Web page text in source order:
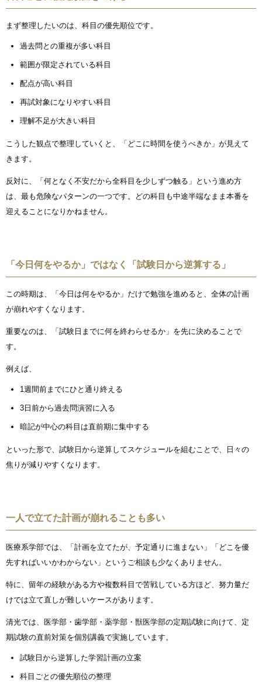
まず整理したいのは、科目の優先順位です。
過去問との重複が多い科目
範囲が限定されている科目
配点が高い科目
再試対象になりやすい科目
理解不足が大きい科目
こうした観点で整理していくと、「どこに時間を使うべきか」が見えて
きます。
反対に、「何となく不安だから全科目を少しずつ触る」という進め方
は、最も危険なパターンの一つです。どの科目も中途半端なまま本番を
迎えることになりかねません。
「今日何をやるか」ではなく「試験日から逆算する」
この時期は、「今日は何をやるか」だけで勉強を進めると、全体の計画
が崩れやすくなります。
重要なのは、「試験日までに何を終わらせるか」を先に決めることで
す。
例えば、
1週間前までにひと通り終える
3日前から過去問演習に入る
暗記が中心の科目は直前期に集中する
といった形で、試験日から逆算してスケジュールを組むことで、日々の
焦りが減りやすくなります。
一人で立てた計画が崩れることも多い
医療系学部では、「計画を立てたが、予定通りに進まない」「どこを優
先すればいいかわからない」というご相談も少なくありません。
特に、留年の経験がある方や複数科目で苦戦している方ほど、努力量だ
けでは立て直しが難しいケースがあります。
清光では、医学部・歯学部・薬学部・獣医学部の定期試験に向けて、定
期試験の直前対策を個別講義で実施しています。
試験日から逆算した学習計画の立案
科目ごとの優先順位の整理